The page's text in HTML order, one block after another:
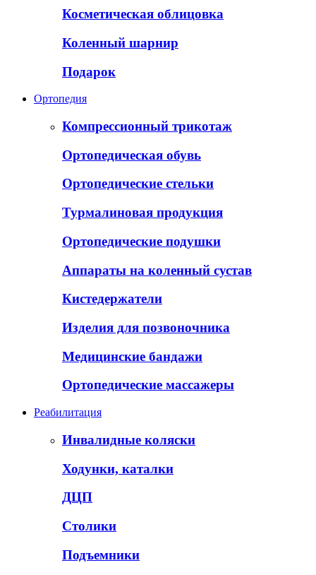
Косметическая облицовка
Коленный шарнир
Подарок
Ортопедия
Компрессионный трикотаж
Ортопедическая обувь
Ортопедические стельки
Турмалиновая продукция
Ортопедические подушки
Аппараты на коленный сустав
Кистедержатели
Изделия для позвоночника
Медицинские бандажи
Ортопедические массажеры
Реабилитация
Инвалидные коляски
Ходунки, каталки
ДЦП
Столики
Подъемники